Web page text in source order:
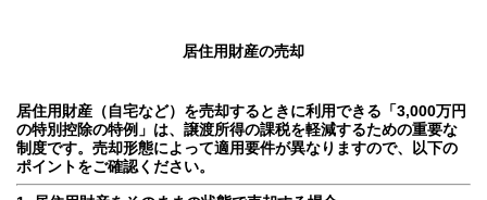
居住用財産の売却
居住用財産（自宅など）を売却するときに利用できる「3,000万円
の特別控除の特例」は、譲渡所得の課税を軽減するための重要な
制度です。売却形態によって適用要件が異なりますので、以下の
ポイントをご確認ください。